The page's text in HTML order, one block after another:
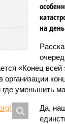
на
«Конец
организации
где уменьшить
Да,